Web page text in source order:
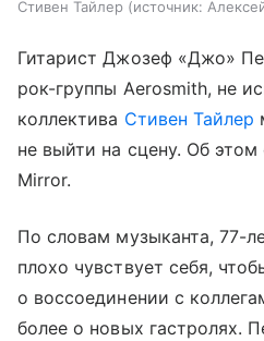
Стивен Тайлер источник:
Гитарист Джозеф «Джо»
рок-группы Aerosmith, не
коллектива Стивен Тайлер
не выйти на сцену. Об
Mirror.
По словам музыканта, 77-
плохо чувствует себя,
о воссоединении с
более о новых гастролях.